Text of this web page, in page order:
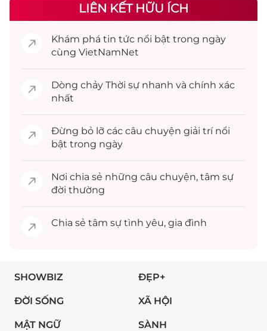
LIÊN KẾT HỮU ÍCH
Khám phá tin tức nổi bật trong ngày
cùng VietNamNet
Dòng chảy Thời sự nhanh và chính xác
nhất
Đừng bỏ lỡ các câu chuyện giải trínổi
bật trong ngày
Nơi chia sẻ những câu chuyện, tâm sự
đời thường
Chia sẻ tâm sự tình yêu, gia đình
SHOWBIZ ĐẸP+
ĐỜI SỐNG XÃ HỘI
MẬT NGỮ SÀNH